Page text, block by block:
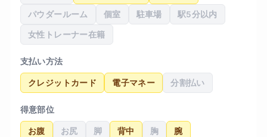
パウダールーム 個室 駐車場 駅5分以内
女性トレーナー在籍
支払い方法
クレジットカード 電子マネー 分割払い
得意部位
お腹 お尻 脚 背中 胸 腕